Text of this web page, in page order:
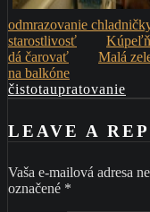
odmrazovanie
starostlivosť
dá čarovať
Malá
na balkóne
čistotaupratovanie
LEAVE A
Vaša e-mailová adresa
označené *